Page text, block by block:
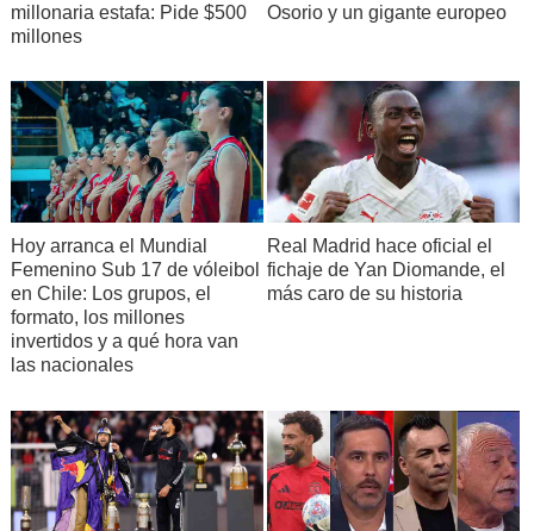
millonaria estafa: Pide $500
millones
Osorio y un gigante europeo
Hoy arranca el Mundial
Femenino Sub 17 de vóleibol
en Chile: Los grupos, el
formato, los millones
invertidos y a qué hora van
las nacionales
Real Madrid hace oficial el
fichaje de Yan Diomande, el
más caro de su historia